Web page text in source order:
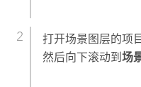
打开场景图层的项
然后向下滚动到 场